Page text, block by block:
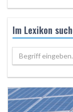
Im Lexikon
Begriff